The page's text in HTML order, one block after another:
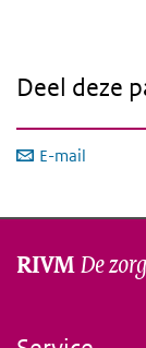
Deel deze
E-mail
RIVMDe